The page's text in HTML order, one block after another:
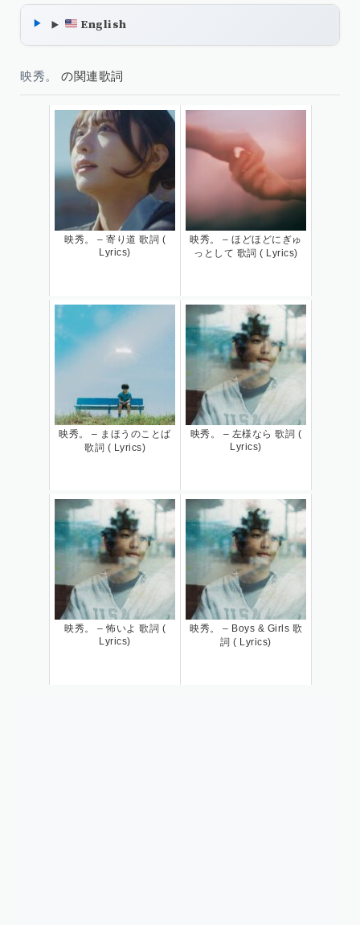
English
映秀。 の関連歌詞
映秀。 – 寄り道 歌詞 (
Lyrics)
映秀。 – ほどほどにぎゅ
っとして 歌詞 ( Lyrics)
映秀。 – まほうのことば
歌詞 ( Lyrics)
映秀。 – 左様なら 歌詞 (
Lyrics)
映秀。 – 怖いよ 歌詞 (
Lyrics)
映秀。 – Boys & Girls 歌
詞 ( Lyrics)